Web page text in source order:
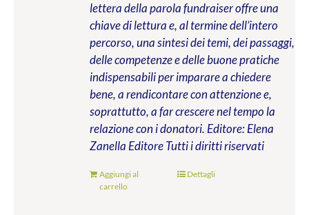
lettera della parola fundraiser offre una
chiave di lettura e, al termine dell’intero
percorso, una sintesi dei temi, dei passaggi,
delle competenze e delle buone pratiche
indispensabili per imparare a chiedere
bene, a rendicontare con attenzione e,
soprattutto, a far crescere nel tempo la
relazione con i donatori. Editore: Elena
Zanella EditoreTutti i diritti riservati
Aggiungi al
carrello
Dettagli